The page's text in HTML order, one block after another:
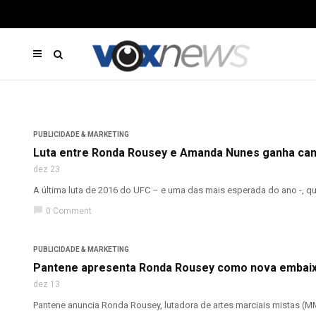
PUBLICIDADE & MARKETING
Luta entre Ronda Rousey e Amanda Nunes ganha
dez 23
A última luta de 2016 do UFC – e uma das mais esperada do ano -,
chat_bubble 0 Comment
PUBLICIDADE & MARKETING
Pantene apresenta Ronda Rousey como nova
dez 13
Pantene anuncia Ronda Rousey, lutadora de artes marciais mistas